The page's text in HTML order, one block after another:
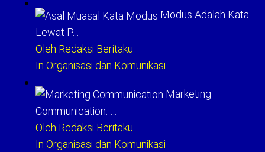
Modus Adalah Kata
Lewat P…
Oleh Redaksi Beritaku
In Organisasi dan Komunikasi
Marketing
Communication: …
Oleh Redaksi Beritaku
In Organisasi dan Komunikasi